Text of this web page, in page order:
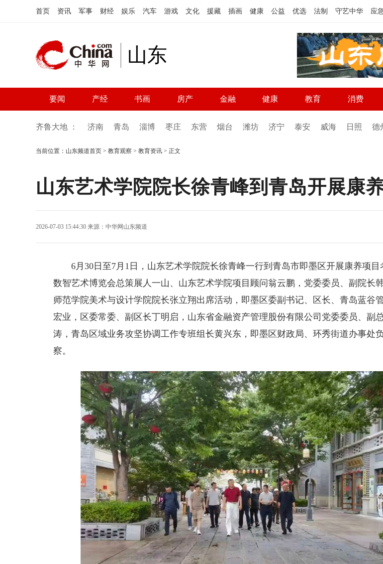
首页 资讯 军事 财经 娱乐 汽车 游戏 文化 援藏 插画 健康 公益 优选 法制 守艺中华 应
山东
要闻 产经 书画 房产 金融 健康 教育 消费
齐鲁大地 ： 济南 青岛 淄博 枣庄 东营 烟台 潍坊 济宁 泰安 威海 日照 德
当前位置： 山东频道首页 > 教育观察 > 教育资讯 > 正文
山东艺术学院院长徐青峰到青岛开展康
2026-07-03 15:44:30 来源： 中华网山东频道
6月30日至7月1日， 山东艺术学院院长徐青峰一行到青岛市即墨区开展康养项目
数智艺术博览会总策展人一山、山东艺术学院项目顾问翁云鹏，党委委员、副院长
师范学院美术与设计学院院长张立翔出席活动，即墨区委副书记、区长、青岛蓝谷
宏业，区委常委、副区长丁明启，山东省金融资产管理股份有限公司党委委员、副
涛，青岛区域业务攻坚协调工作专班组长黄兴东，即墨区财政局、环秀街道办事处
察。